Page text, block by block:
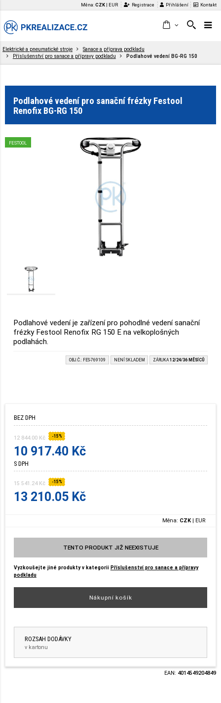
Měna:CZK EUR Registrace Přihlášení Kontakt
Elektrické a pneumatické stroje
Sanace a příprava podkladu
Příslušenství pro sanace a přípravy podkladu
Podlahové vedení BG-RG 150
Podlahové vedení pro sanační frézky Festool
Renofix BG-RG 150
FESTOOL
Podlahové vedení je zařízení pro pohodlné vedení sanační
frézky Festool Renofix RG 150 E na velkoplošných
podlahách.
OBJ.Č.: FES-769109 NENÍ SKLADEM ZÁRUKA 12/24/36 MĚSÍCŮ
BEZ DPH
12 844.00 Kč -15%
10 917.40 Kč
S DPH
15 541.24 Kč -15%
13 210.05 Kč
Měna: CZK | EUR
TENTO PRODUKT JIŽ NEEXISTUJE
Vyzkoušejte jiné produkty v kategorii Příslušenství pro sanace a přípravy
podkladu
Nákupní košík
ROZSAH DODÁVKY
v kartonu
EAN: 4014549204849